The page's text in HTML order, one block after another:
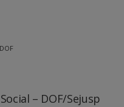
– DOF/Sejusp